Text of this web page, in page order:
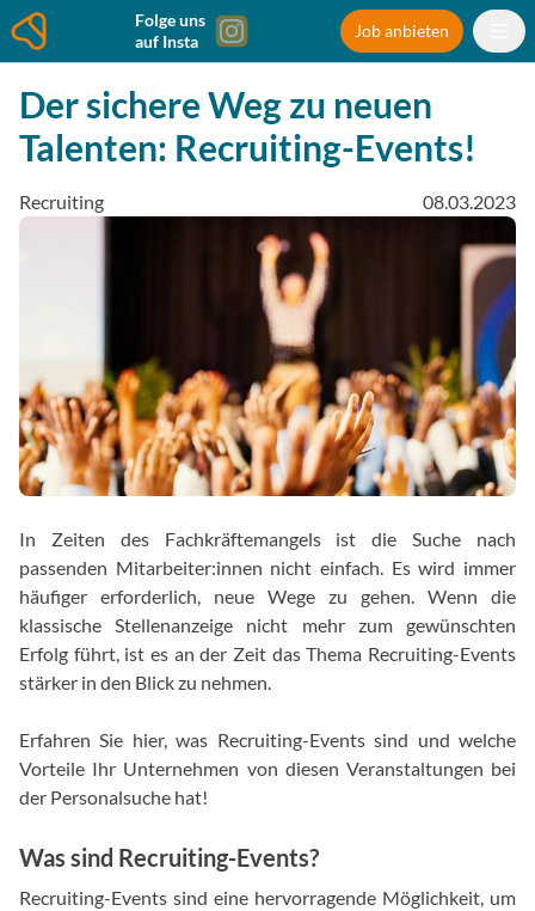
Folge uns
auf Insta
Job anbieten
Der sichere Weg zu neuen
Talenten: Recruiting-Events!
Recruiting 08.03.2023
In Zeiten des Fachkräftemangels ist die Suche nach
passenden Mitarbeiter:innen nicht einfach. Es wird immer
häufiger erforderlich, neue Wege zu gehen. Wenn die
klassische Stellenanzeige nicht mehr zum gewünschten
Erfolg führt, ist es an der Zeit das Thema Recruiting-Events
stärker in den Blick zu nehmen.
Erfahren Sie hier, was Recruiting-Events sind und welche
Vorteile Ihr Unternehmen von diesen Veranstaltungen bei
der Personalsuche hat!
Was sind Recruiting-Events?
Recruiting-Events sind eine hervorragende Möglichkeit, um